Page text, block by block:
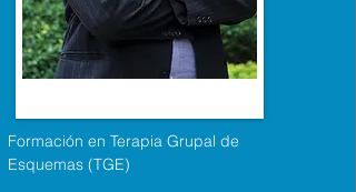
Formación en Terapia Grupal de
Esquemas (TGE)